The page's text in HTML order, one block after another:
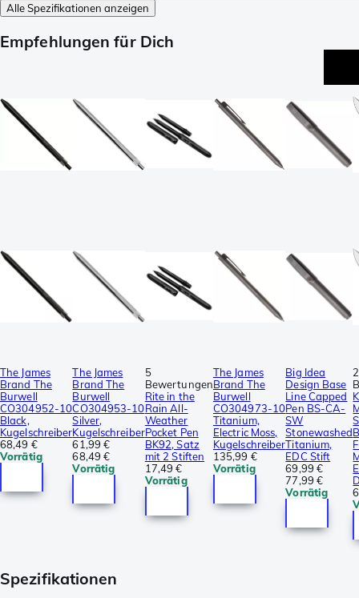
Alle Spezifikationen anzeigen
Empfehlungen für Dich
The James
Brand The
Burwell
CO304952-10
Black,
Kugelschreiber
68,49 €
Vorrätig
The James
Brand The
Burwell
CO304953-10
Silver,
Kugelschreiber
61,99 €
68,49 €
Vorrätig
5
Bewertungen
Rite in the
Rain All-
Weather
Pocket Pen
BK92, Satz
mit 2 Stiften
17,49 €
Vorrätig
The James
Brand The
Burwell
CO304973-10
Titanium,
Electric Moss,
Kugelschreiber
135,99 €
Vorrätig
Big Idea
Design Base
Line Capped
Pen BS-CA-
SW
Stonewashed
Titanium,
EDC Stift
69,99 €
77,99 €
Vorrätig
2
Spezifikationen